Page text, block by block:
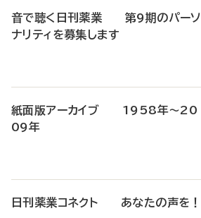
音で聴く日刊薬業 第9期のパーソ
ナリティを募集します
紙面版アーカイブ 1958年～20
09年
日刊薬業コネクト あなたの声を！